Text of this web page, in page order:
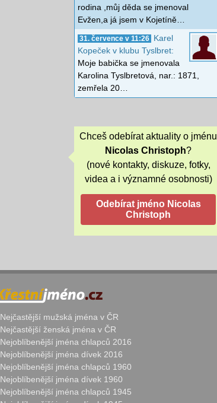
rodina ,můj děda se jmenoval
Evžen,a já jsem v Kojetíně…
31. července v 11:26
Karel
Kopeček v klubu Tyslbret:
Moje babička se jmenovala
Karolina Tyslbretová, nar.: 1871,
zemřela 20…
Chceš odebírat aktuality o jménu
Nicolas Christoph?
(nové kontakty, diskuze, fotky,
videa a i významné osobnosti)
Nejčastější mužská jména v ČR
Nejčastější ženská jména v ČR
Nejoblíbenější jména chlapců 2016
Nejoblíbenější jména dívek 2016
Nejoblíbenější jména chlapců 1960
Nejoblíbenější jména dívek 1960
Nejoblíbenější jména chlapců 1945